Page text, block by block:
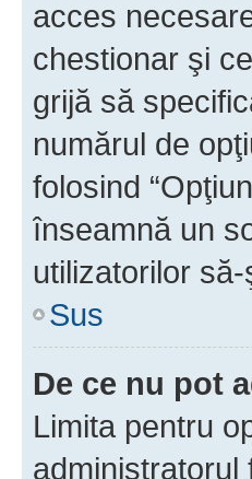
acces
chestionar şi
grijă să
numărul de
folosind
înseamnă un
utilizatorilor
Sus
De ce nu pot
Limita pentru
administratorul